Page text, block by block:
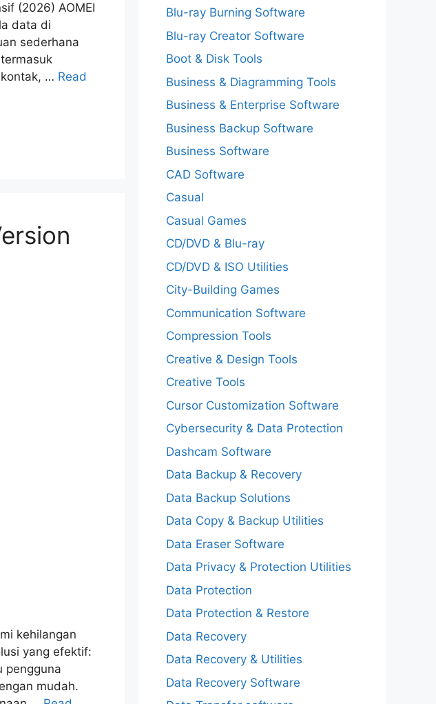
(2026) AOMEI
data di
sederhana
… Read
kehilangan
yang efektif:
pengguna
mudah.
Blu-ray Burning Software
Blu-ray Creator Software
Boot & Disk Tools
Business & Diagramming Tools
Business & Enterprise Software
Business Backup Software
Business Software
CAD Software
Casual
Casual Games
CD/DVD & Blu-ray
CD/DVD & ISO Utilities
City-Building Games
Communication Software
Compression Tools
Creative & Design Tools
Creative Tools
Cursor Customization Software
Cybersecurity & Data Protection
Dashcam Software
Data Backup & Recovery
Data Backup Solutions
Data Copy & Backup Utilities
Data Eraser Software
Data Privacy & Protection Utilities
Data Protection
Data Protection & Restore
Data Recovery
Data Recovery & Utilities
Data Recovery Software